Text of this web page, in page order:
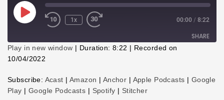
Play
Episode
1x 00:00 / 8:22
SHARE
SHARE
LINK
Play in new window | Duration: 8:22 | Recorded on
10/04/2022
Subscribe: Acast | Amazon | Anchor | Apple Podcasts | Google
Play | Google Podcasts | Spotify | Stitcher